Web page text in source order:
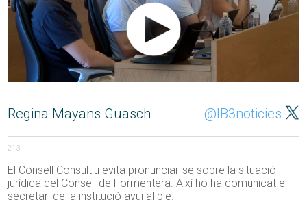
Regina Mayans Guasch @IB3noticies
213
El Consell Consultiu evita pronunciar-se sobre la situació
jurídica del Consell de Formentera. Així ho ha comunicat el
secretari de la institució avui al ple.